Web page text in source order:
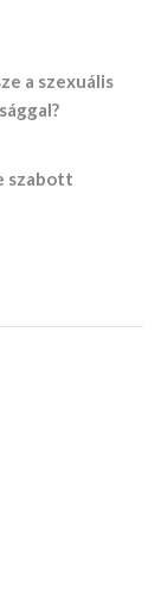
a szexuális
szabott